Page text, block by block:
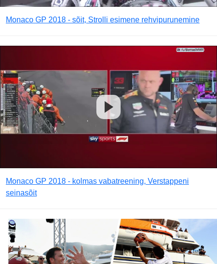
Monaco GP 2018 - sõit, Strolli esimene rehvipurunemine
Monaco GP 2018 - kolmas vabatreening, Verstappeni
seinasõit